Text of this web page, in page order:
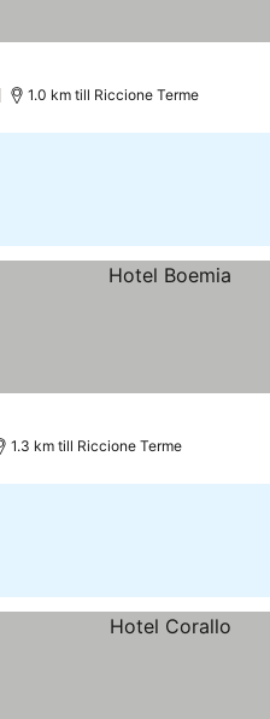
1.0 km till Riccione Terme
1.3 km till Riccione Terme